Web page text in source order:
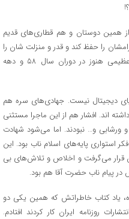
همین دوستان و هم قطاری‌های قدیم
را حفظ کند و قدر و منزلت شان را
متذکرشان شود، به طعنه به او می‌گفتند: عظیمی هنوز در دوران سال ۵۸ و دهه
دیجیتال نیست. جهادی‌های سره هم
اند. افشار هم از این ماجرا مستثنی
و… نبودند. اما می‌شود شهادت
استواری پایه‌های اسلام ناب بود. این
قرار می‌گرفت و اخلاص و تلاش‌های بی
پیام ناب حضرت آقا هم بود.
یاد کتاب خاطراتش که همین یکی دو
روزنامه ایران کار کردند افتادم.